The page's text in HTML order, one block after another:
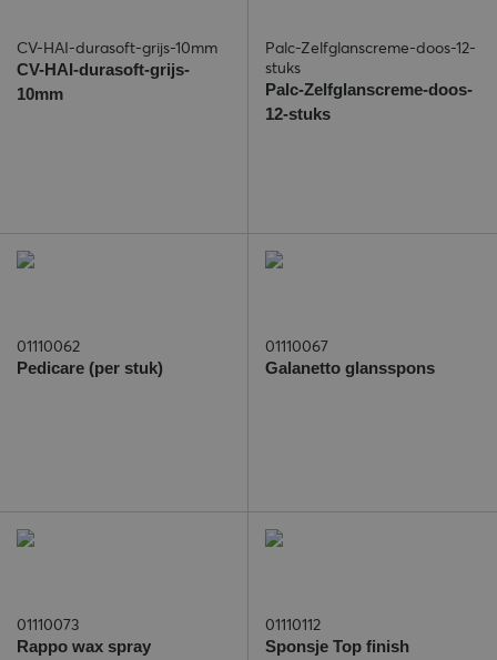
CV-HAI-durasoft-grijs-10mm
CV-HAI-durasoft-grijs-
10mm
Palc-Zelfglanscreme-doos-12-
stuks
Palc-Zelfglanscreme-doos-
12-stuks
01110062
Pedicare (per stuk)
01110067
Galanetto glansspons
01110073
Rappo wax spray
01110112
Sponsje Top finish